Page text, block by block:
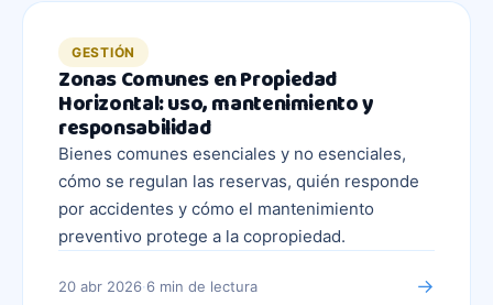
GESTIÓN
Zonas Comunes en Propiedad
Horizontal: uso, mantenimiento y
responsabilidad
Bienes comunes esenciales y no esenciales,
cómo se regulan las reservas, quién responde
por accidentes y cómo el mantenimiento
preventivo protege a la copropiedad.
20 abr 2026·6 min de lectura →